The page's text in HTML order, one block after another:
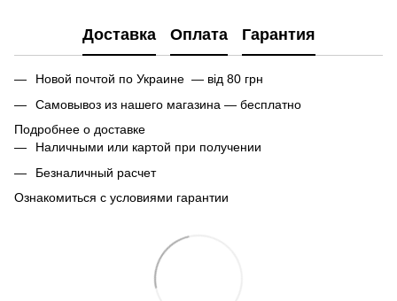
Доставка Оплата Гарантия
Новой почтой по Украине — від 80 грн
Самовывоз из нашего магазина — бесплатно
Подробнее о доставке
Наличными или картой при получении
Безналичный расчет
Ознакомиться с условиями гарантии